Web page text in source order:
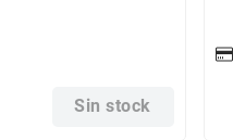
Sin stock